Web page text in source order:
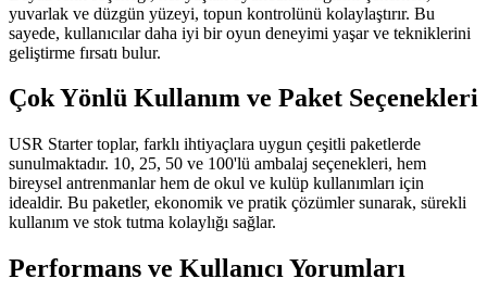
yuvarlak ve düzgün yüzeyi, topun kontrolünü kolaylaştırır. Bu
sayede, kullanıcılar daha iyi bir oyun deneyimi yaşar ve tekniklerini
geliştirme fırsatı bulur.
Çok Yönlü Kullanım ve Paket Seçenekleri
USR Starter toplar, farklı ihtiyaçlara uygun çeşitli paketlerde
sunulmaktadır. 10, 25, 50 ve 100'lü ambalaj seçenekleri, hem
bireysel antrenmanlar hem de okul ve kulüp kullanımları için
idealdir. Bu paketler, ekonomik ve pratik çözümler sunarak, sürekli
kullanım ve stok tutma kolaylığı sağlar.
Performans ve Kullanıcı Yorumları